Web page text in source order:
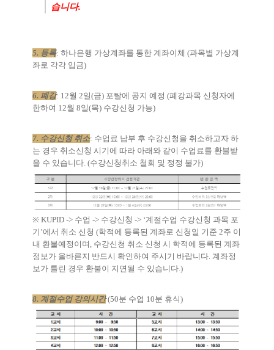
습니다.
5. 등록: 하나은행 가상계좌를 통한 계좌이체 (과목별 가상계
좌로 각각 입금)
6. 폐강: 12월 2일(금) 포탈에 공지 예정 (폐강과목 신청자에
한하여 12월 8일(목) 수강신청 가능)
7. 수강신청 취소: 수업료 납부 후 수강신청을 취소하고자 하
는 경우 취소신청 시기에 따라 아래와 같이 수업료를 환불받
을 수 있습니다. (수강신청취소 철회 및 정정 불가)
※ KUPID -> 수업 -> 수강신청 -> ‘계절수업 수강신청 과목 포
기 ’에서 취소 신청 (학적에 등록된 계좌로 신청일 기준 2주 이
내 환불예정이며 , 수강신청 취소 신청 시 학적에 등록된 계좌
정보가 올바른지 반드시 확인하여 주시기 바랍니다. 계좌정
보가 틀린 경우 환불이 지연될 수 있습니다.)
8. 계절수업 강의시간 (50분 수업 10분 휴식)